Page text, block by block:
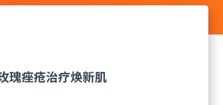
瑰痤疮治疗焕新肌